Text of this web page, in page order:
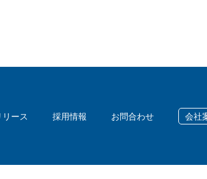
ース 採用情報 お問合わせ 会社